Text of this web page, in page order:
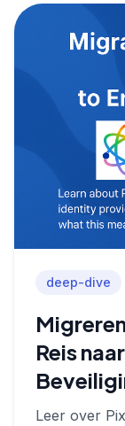
deep-dive
Reis
Leer over